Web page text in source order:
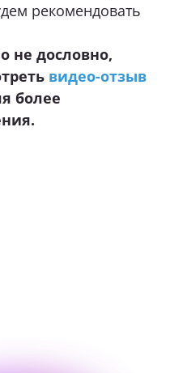
рекомендовать
не дословно,
видео-отзыв
более